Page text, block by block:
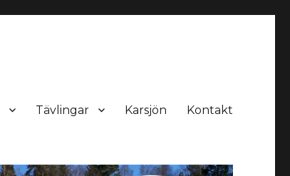
Tävlingar Karsjön Kontakt